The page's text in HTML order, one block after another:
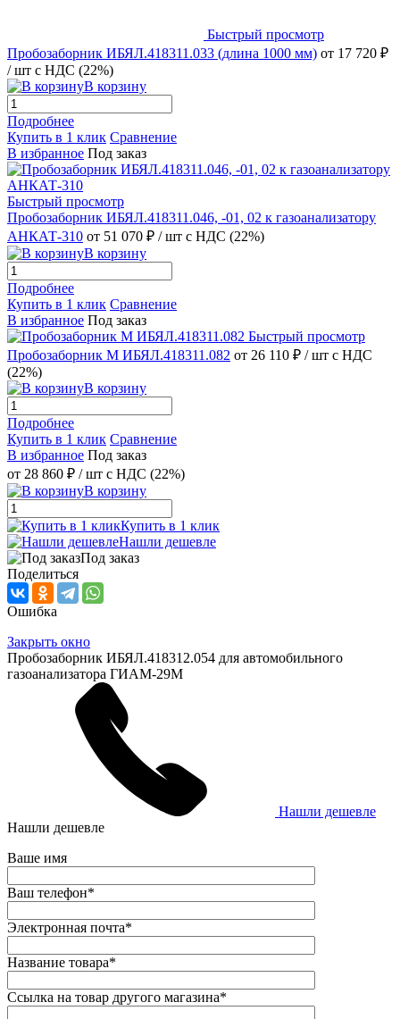
Быстрый просмотр
Пробозаборник ИБЯЛ.418311.033 (длина 1000 мм) от 17 720 ₽
/ шт с НДС (22%)
В корзину
Подробнее
Купить в 1 клик Сравнение
В избранное Под заказ
Быстрый просмотр
Пробозаборник ИБЯЛ.418311.046, -01, 02 к газоанализатору
АНКАТ-310 от 51 070 ₽ / шт с НДС (22%)
В корзину
Подробнее
Купить в 1 клик Сравнение
В избранное Под заказ
Быстрый просмотр
Пробозаборник М ИБЯЛ.418311.082 от 26 110 ₽ / шт с НДС
(22%)
В корзину
Подробнее
Купить в 1 клик Сравнение
В избранное Под заказ
от 28 860 ₽ / шт с НДС (22%)
В корзину
Купить в 1 клик
Нашли дешевле
Под заказ
Поделиться
Ошибка
Закрыть окно
Пробозаборник ИБЯЛ.418312.054 для автомобильного
газоанализатора ГИАМ-29М
Нашли дешевле
Нашли дешевле
Ваше имя
Ваш телефон*
Электронная почта*
Название товара*
Ссылка на товар другого магазина*